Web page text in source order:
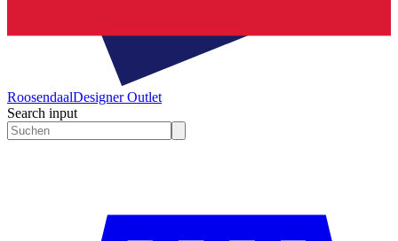
RoosendaalDesigner Outlet
Search input